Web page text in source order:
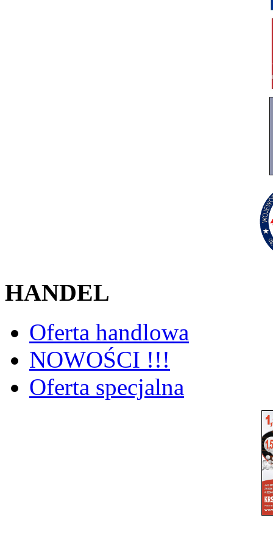
HANDEL
Oferta handlowa
NOWOŚCI !!!
Oferta specjalna